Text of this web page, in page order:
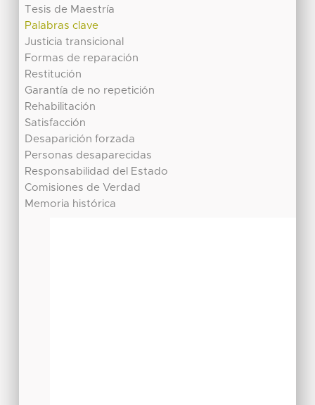
Tesis de Maestría
Palabras clave
Justicia transicional
Formas de reparación
Restitución
Garantía de no repetición
Rehabilitación
Satisfacción
Desaparición forzada
Personas desaparecidas
Responsabilidad del Estado
Comisiones de Verdad
Memoria histórica